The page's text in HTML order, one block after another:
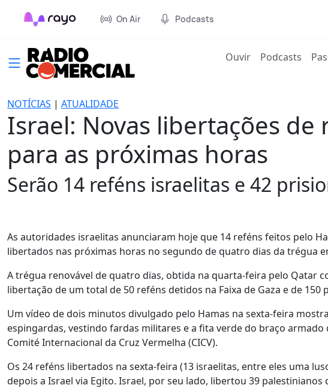
On Air Podcasts
Ouvir(current)
Podcasts
NOTÍCIAS | ATUALIDADE
Israel: Novas libertações
para as próximas horas
Serão 14 reféns israelitas e 42
As autoridades israelitas anunciaram hoje que 14 reféns feitos pelo
libertados nas próximas horas no segundo de quatro dias da trégua
A trégua renovável de quatro dias, obtida na quarta-feira pelo Qatar
libertação de um total de 50 reféns detidos na Faixa de Gaza e de
Um vídeo de dois minutos divulgado pelo Hamas na sexta-feira
espingardas, vestindo fardas militares e a fita verde do braço
Comité Internacional da Cruz Vermelha (CICV).
Os 24 reféns libertados na sexta-feira (13 israelitas, entre eles uma
depois a Israel via Egito. Israel, por seu lado, libertou 39 palestinianos